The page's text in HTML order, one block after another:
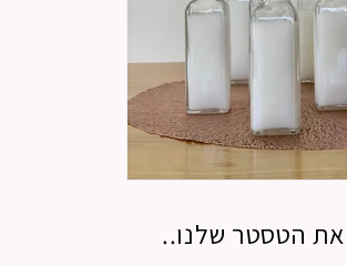
הטסטר שלנו..